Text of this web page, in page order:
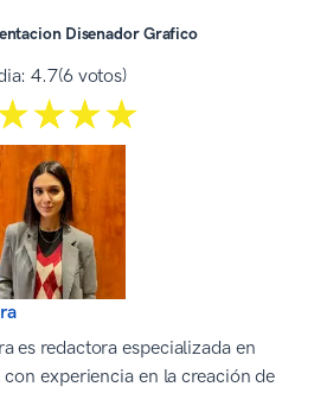
Disenador Grafico
4.7(6 votos)
es redactora especializada en
experiencia en la creación de